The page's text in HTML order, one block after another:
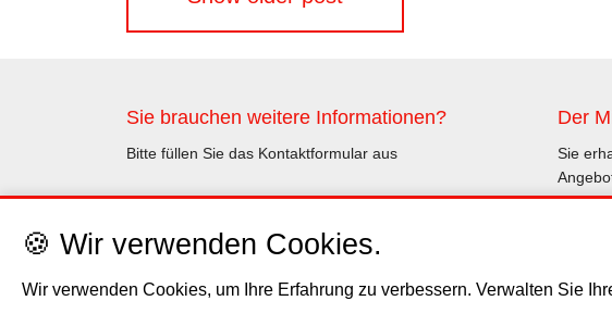
Sie brauchen weitere Informationen?
Bitte füllen Sie das Kontaktformular aus
Kontakt
Der
Sie
🍪 Wir verwenden Cookies.
Wir verwenden Cookies, um Ihre Erfahrung zu verbessern. Verwalten Sie